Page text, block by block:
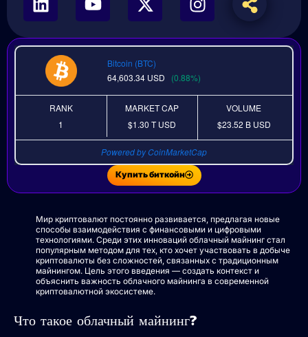
Bitcoin (BTC)
64,603.34 USD (0.88%)
RANK
1
MARKET CAP
$1.30 TUSD
VOLUME
$23.52 B USD
Powered by CoinMarketCap
Купить биткойн
Мир криптовалют постоянно развивается, предлагая новые
способы взаимодействия с финансовыми и цифровыми
технологиями. Среди этих инноваций облачный майнинг стал
популярным методом для тех, кто хочет участвовать в добыче
криптовалюты без сложностей, связанных с традиционным
майнингом. Цель этого введения — создать контекст и
объяснить важность облачного майнинга в современной
криптовалютной экосистеме.
Что такое облачный майнинг?